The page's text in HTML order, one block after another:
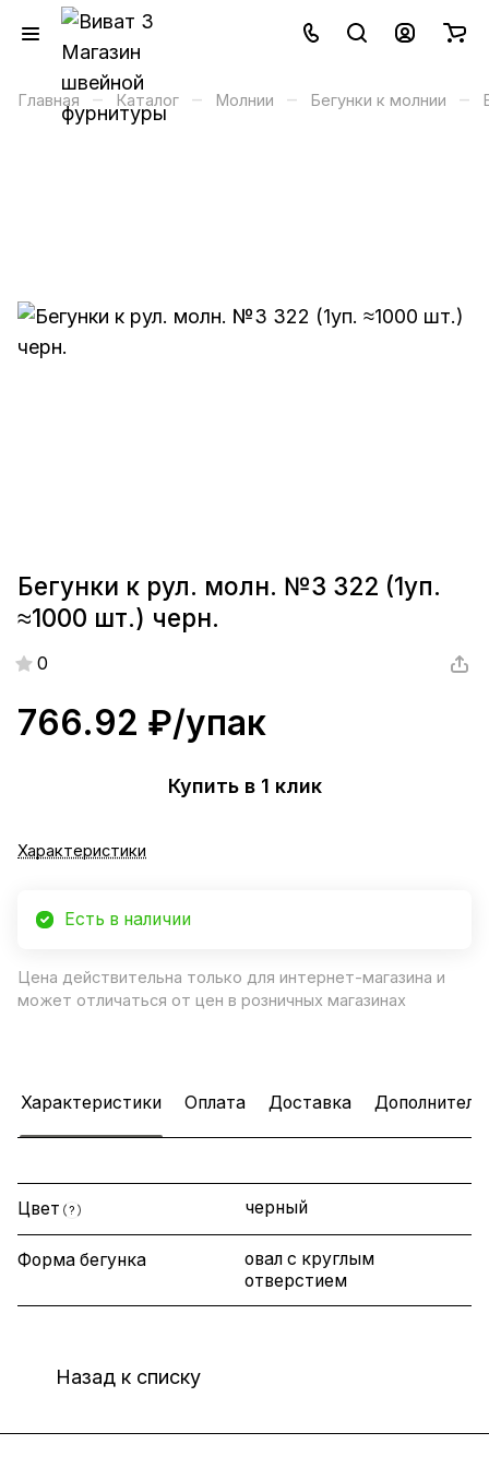
Главная – Каталог – Молнии – Бегунки к молнии –
Бегунки к рул. молн. №3 322 (1уп.
≈1000 шт.) черн.
0
766.92 ₽/упак
Купить в 1 клик
Характеристики
Есть в наличии
Цена действительна только для интернет-магазина и
может отличаться от цен в розничных магазинах
Характеристики Оплата Доставка
Цвет ? черный
Форма бегунка
овал с круглым
отверстием
Назад к списку